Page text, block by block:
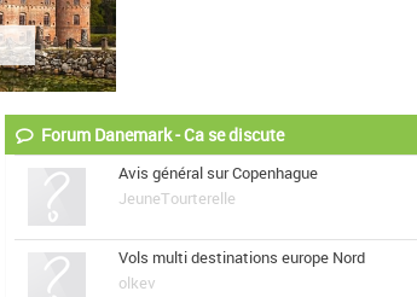
Forum Danemark - Ca se discute
Avis général sur Copenhague
JeuneTourterelle
Vols multi destinations europe Nord
olkev